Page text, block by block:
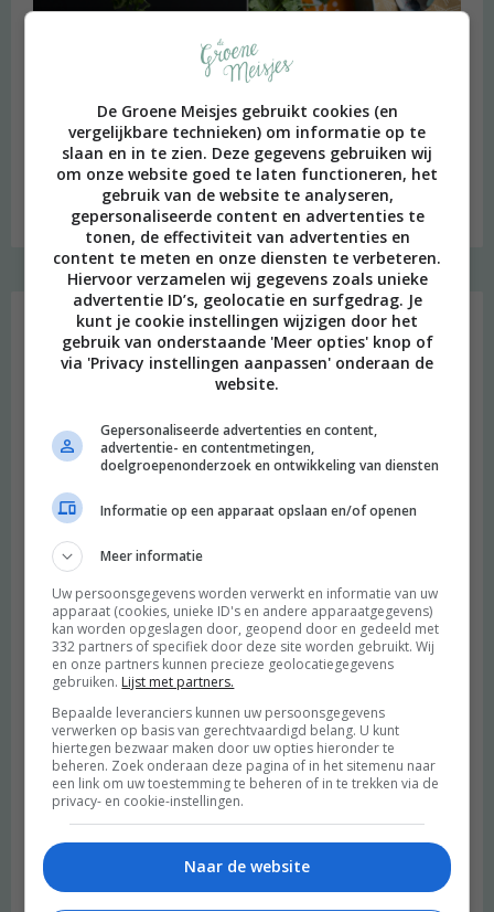
Budget recept: Linzensoep met kokosmelk
Instagram Merel
De Groene Meisjes gebruikt cookies (en
vergelijkbare technieken) om informatie op te
slaan en in te zien. Deze gegevens gebruiken wij
om onze website goed te laten functioneren, het
gebruik van de website te analyseren,
gepersonaliseerde content en advertenties te
tonen, de effectiviteit van advertenties en
content te meten en onze diensten te verbeteren.
Hiervoor verzamelen wij gegevens zoals unieke
advertentie ID’s, geolocatie en surfgedrag. Je
kunt je cookie instellingen wijzigen door het
gebruik van onderstaande 'Meer opties' knop of
via 'Privacy instellingen aanpassen' onderaan de
website.
Gepersonaliseerde advertenties en content,
advertentie- en contentmetingen,
doelgroepenonderzoek en ontwikkeling van diensten
Informatie op een apparaat opslaan en/of openen
Meer informatie
Uw persoonsgegevens worden verwerkt en informatie van uw
apparaat (cookies, unieke ID's en andere apparaatgegevens)
kan worden opgeslagen door, geopend door en gedeeld met
332 partners of specifiek door deze site worden gebruikt. Wij
en onze partners kunnen precieze geolocatiegegevens
gebruiken. Lijst met partners.
Bepaalde leveranciers kunnen uw persoonsgegevens
verwerken op basis van gerechtvaardigd belang. U kunt
hiertegen bezwaar maken door uw opties hieronder te
beheren. Zoek onderaan deze pagina of in het sitemenu naar
een link om uw toestemming te beheren of in te trekken via de
privacy- en cookie-instellingen.
Naar de website